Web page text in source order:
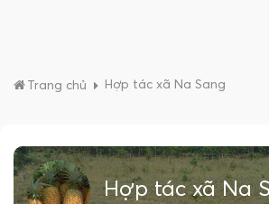
Trang chủ Hợp tác xã Na Sang
Hợp tác xã Na